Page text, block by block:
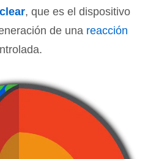
, que es el dispositivo
de una reacción